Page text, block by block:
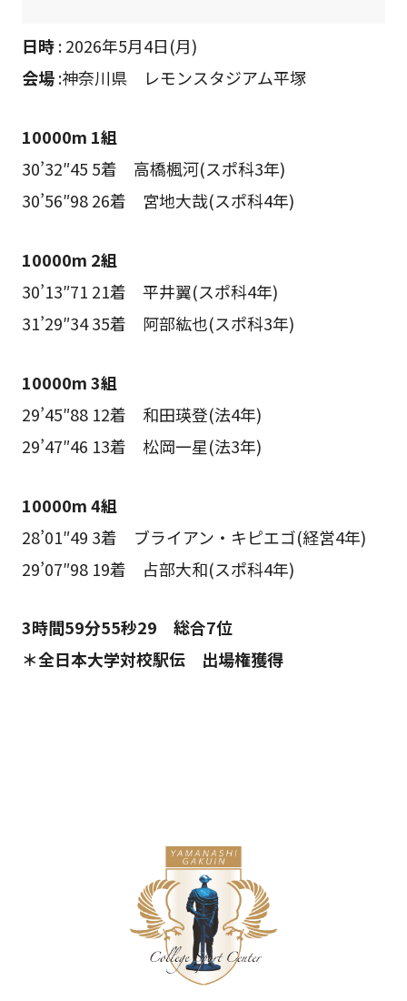
日時: 2026年5月4日(月)
会場:神奈川県 レモンスタジアム平塚
10000m 1組
30’32″45 5着 高橋楓河(スポ科3年)
30’56″98 26着 宮地大哉(スポ科4年)
10000m 2組
30’13″71 21着 平井翼(スポ科4年)
31’29″34 35着 阿部紘也(スポ科3年)
10000m 3組
29’45″88 12着 和田瑛登(法4年)
29’47″46 13着 松岡一星(法3年)
10000m 4組
28’01″49 3着 ブライアン・キピエゴ(経営4年)
29’07″98 19着 占部大和(スポ科4年)
3時間59分55秒29 総合7位
＊全日本大学対校駅伝 出場権獲得